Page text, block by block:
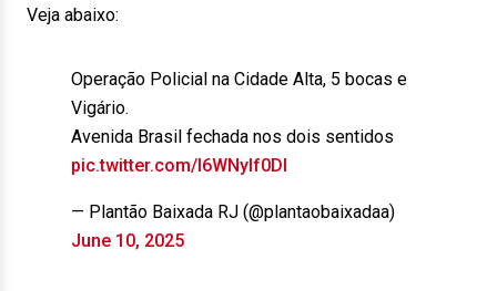
Veja abaixo:
Operação Policial na Cidade Alta, 5 bocas e
Vigário.
Avenida Brasil fechada nos dois sentidos
pic.twitter.com/l6WNyIf0DI
— Plantão Baixada RJ (@plantaobaixadaa)
June 10, 2025